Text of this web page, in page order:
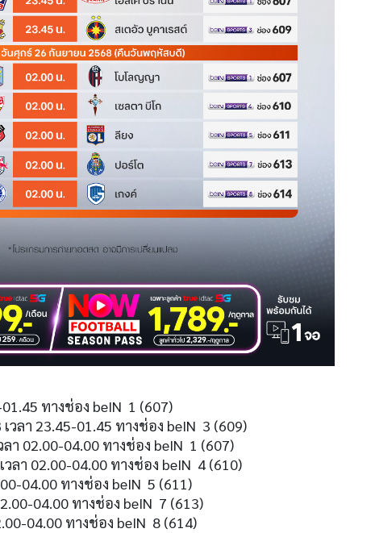
ทางช่อง beIN 1 (607)
เวลา 23.45-01.45 ทางช่อง beIN 3 (609)
า 02.00-04.00 ทางช่อง beIN 1 (607)
ลา 02.00-04.00 ทางช่อง beIN 4 (610)
04.00 ทางช่อง beIN 5 (611)
04.00 ทางช่อง beIN 7 (613)
04.00 ทางช่อง beIN 8 (614)